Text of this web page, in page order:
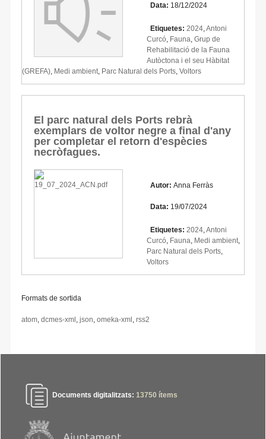
Data: 18/12/2024
Etiquetes: 2024 Antoni
Curcó Fauna Grup de
Rehabilitació de la Fauna
Autòctona i el seu Hàbitat
(GREFA) Medi ambient Parc Natural dels Ports Voltors
El parc natural dels Ports rebrà
exemplars de voltor negre a final d'any
per completar el retorn d'espècies
necròfagues.
Autor: Anna Ferràs
Data: 19/07/2024
Etiquetes: 2024 Antoni
Curcó Fauna Medi ambient
Parc Natural dels Ports
Voltors
Formats de sortida
atom dcmes-xml json omeka-xml rss2
Documents digitalitzats: 13750 ítems